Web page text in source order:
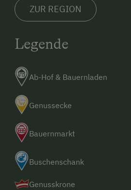
Wir liegen am Tauernradweg.
ZUR REGION
Legende
Ab-Hof & Bauernladen
Genussecke
Bauernmarkt
Buschenschank
Genusskrone